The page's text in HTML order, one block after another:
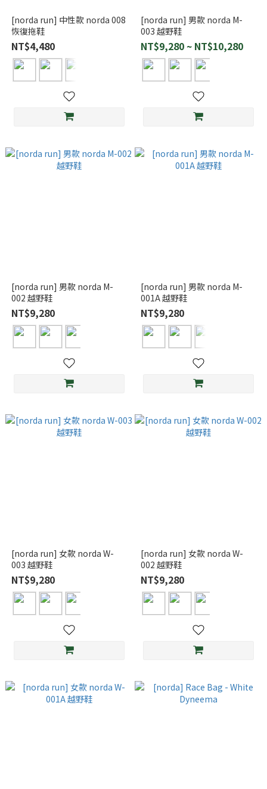
[norda run] 中性款 norda 008
恢復拖鞋
NT$4,480
[norda run] 男款 norda M-
003 越野鞋
NT$9,280 ~ NT$10,280
[norda run] 男款 norda M-
002 越野鞋
NT$9,280
[norda run] 男款 norda M-
001A 越野鞋
NT$9,280
[norda run] 女款 norda W-
003 越野鞋
NT$9,280
[norda run] 女款 norda W-
002 越野鞋
NT$9,280